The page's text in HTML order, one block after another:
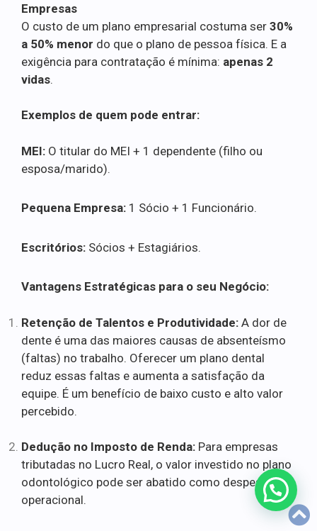
Empresas
O custo de um plano empresarial costuma ser 30%
a 50% menor do que o plano de pessoa física. E a
exigência para contratação é mínima: apenas 2
vidas.
Exemplos de quem pode entrar:
MEI: O titular do MEI + 1 dependente (filho ou
esposa/marido).
Pequena Empresa: 1 Sócio + 1 Funcionário.
Escritórios: Sócios + Estagiários.
Vantagens Estratégicas para o seu Negócio:
Retenção de Talentos e Produtividade: A dor de
dente é uma das maiores causas de absenteísmo
(faltas) no trabalho. Oferecer um plano dental
reduz essas faltas e aumenta a satisfação da
equipe. É um benefício de baixo custo e alto valor
percebido.
Dedução no Imposto de Renda: Para empresas
tributadas no Lucro Real, o valor investido no plano
odontológico pode ser abatido como despesa
operacional.